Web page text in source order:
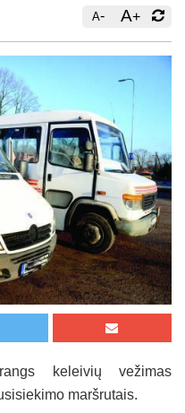
A- A+
keleivių vežimas
maršrutais.